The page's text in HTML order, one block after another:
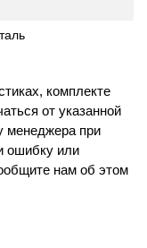
комплекте
от указанной
менеджера при
ошибку или
нам об этом